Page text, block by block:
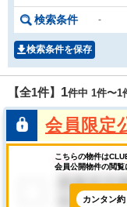
検索条件 -
検索条件を保存
【全1件】 1件中 1件〜1
会員限定
こちらの物件は
会員公開物件の閲覧
カンタン約